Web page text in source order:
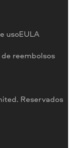
Reservados
usoEULA
reembolsos